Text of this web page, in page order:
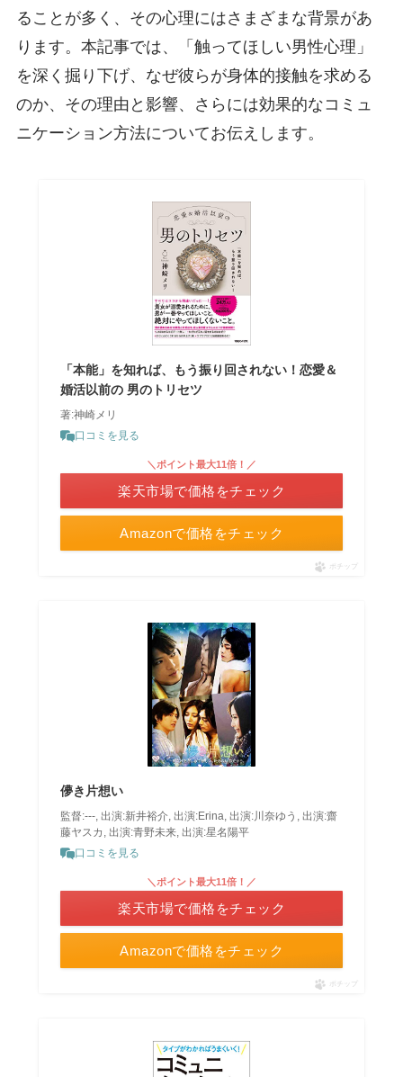
ることが多く、その心理にはさまざまな背景があ
ります。本記事では、「触ってほしい男性心理」
を深く掘り下げ、なぜ彼らが身体的接触を求める
のか、その理由と影響、さらには効果的なコミュ
ニケーション方法についてお伝えします。
「本能」を知れば、もう振り回されない！恋愛＆
婚活以前の 男のトリセツ
著:神崎メリ
口コミを見る
Amazonで価格をチェック
＼ポイント最大11倍！／
楽天市場で価格をチェック
ポチップ
儚き片想い
監督:---, 出演:新井裕介, 出演:Erina, 出演:川奈ゆう, 出演:齋
藤ヤスカ, 出演:青野未来, 出演:星名陽平
口コミを見る
Amazonで価格をチェック
＼ポイント最大11倍！／
楽天市場で価格をチェック
ポチップ